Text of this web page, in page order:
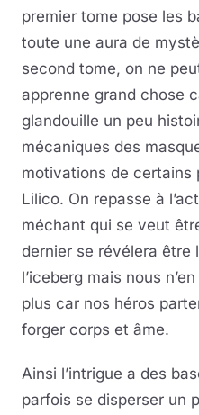
premier tome pose les
toute une aura de
second tome, on ne
apprenne grand chose
glandouille un peu
mécaniques des
motivations de certains
Lilico. On repasse à
méchant qui se veut
dernier se révélera être
l’iceberg mais nous
plus car nos héros
forger corps et âme.
Ainsi l’intrigue a des
parfois se disperser un